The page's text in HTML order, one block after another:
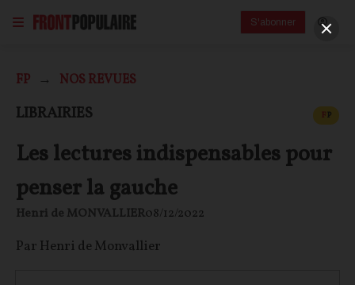
S'abonner
FP NOS REVUES
LIBRAIRIES FP
Les lectures indispensables pour
penser la gauche
Henri de MONVALLIER08/12/2022
Par Henri de Monvallier